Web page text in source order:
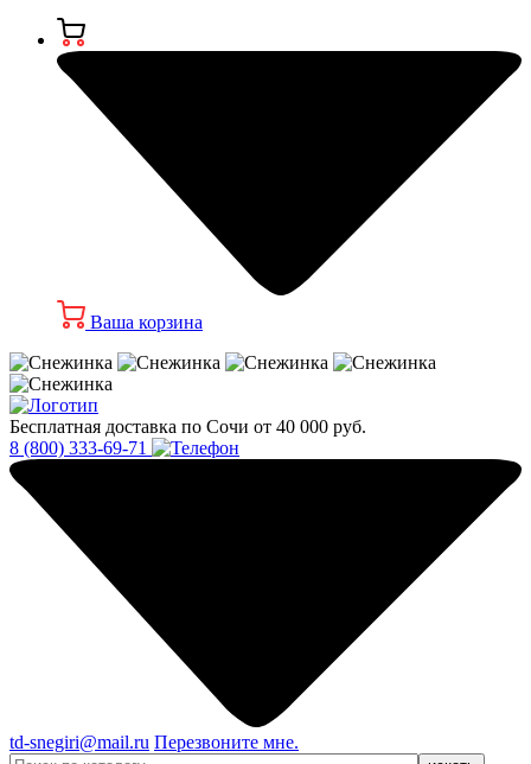
Ваша корзина
Бесплатная доставка по Сочи от 40 000 руб.
8 (800) 333-69-71
td-snegiri@mail.ru Перезвоните мне.